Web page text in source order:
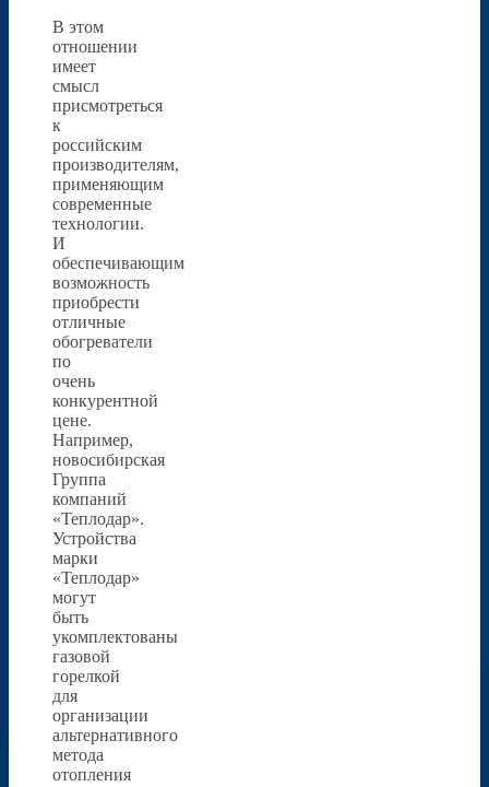
В этом
отношении
имеет
смысл
присмотреться
к
российским
производителям,
применяющим
современные
технологии.
И
обеспечивающим
возможность
приобрести
отличные
обогреватели
по
очень
конкурентной
цене.
Например,
новосибирская
Группа
компаний
«Теплодар».
Устройства
марки
«Теплодар»
могут
быть
укомплектованы
газовой
горелкой
для
организации
альтернативного
метода
отопления